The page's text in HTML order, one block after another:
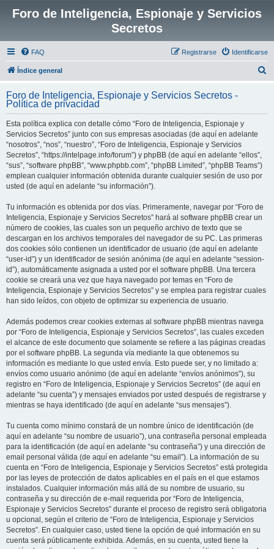
Foro de Inteligencia, Espionaje y Servicios
Secretos
FAQ Identificarse
Registrarse
Índice general
c
Foro de Inteligencia, Espionaje y Servicios Secretos -
Política de privacidad
Esta política explica con detalle cómo “Foro de Inteligencia, Espionaje y
Servicios Secretos” junto con sus empresas asociadas (de aquí en adelante
“nosotros”, “nos”, “nuestro”, “Foro de Inteligencia, Espionaje y Servicios
Secretos”, “https://intelpage.info/forum”) y phpBB (de aquí en adelante “ellos”,
“sus”, “software phpBB”, “www.phpbb.com”, “phpBB Limited”, “phpBB Teams”)
emplean cualquier información obtenida durante cualquier sesión de uso por
usted (de aquí en adelante “su información”).
Tu información es obtenida por dos vías. Primeramente, navegar por “Foro de
Inteligencia, Espionaje y Servicios Secretos” hará al software phpBB crear un
número de cookies, las cuales son un pequeño archivo de texto que se
descargan en los archivos temporales del navegador de su PC. Las primeras
dos cookies sólo contienen un identificador de usuario (de aquí en adelante
“user-id”) y un identificador de sesión anónima (de aquí en adelante “session-
id”), automáticamente asignada a usted por el software phpBB. Una tercera
cookie se creará una vez que haya navegado por temas en “Foro de
Inteligencia, Espionaje y Servicios Secretos” y se emplea para registrar cuales
han sido leídos, con objeto de optimizar su experiencia de usuario.
Además podemos crear cookies externas al software phpBB mientras navega
por “Foro de Inteligencia, Espionaje y Servicios Secretos”, las cuales exceden
el alcance de este documento que solamente se refiere a las páginas creadas
por el software phpBB. La segunda vía mediante la que obtenemos su
información es mediante lo que usted envía. Esto puede ser, y no limitado a:
envíos como usuario anónimo (de aquí en adelante “envíos anónimos”), su
registro en “Foro de Inteligencia, Espionaje y Servicios Secretos” (de aquí en
adelante “su cuenta”) y mensajes enviados por usted después de registrarse y
mientras se haya identificado (de aquí en adelante “sus mensajes”).
Tu cuenta como mínimo constará de un nombre único de identificación (de
aquí en adelante “su nombre de usuario”), una contraseña personal empleada
para la identificación (de aquí en adelante “su contraseña”) y una dirección de
email personal válida (de aquí en adelante “su email”). La información de su
cuenta en “Foro de Inteligencia, Espionaje y Servicios Secretos” está protegida
por las leyes de protección de datos aplicables en el país en el que estamos
instalados. Cualquier información más allá de su nombre de usuario, su
contraseña y su dirección de e-mail requerida por “Foro de Inteligencia,
Espionaje y Servicios Secretos” durante el proceso de registro será obligatoria
u opcional, según el criterio de “Foro de Inteligencia, Espionaje y Servicios
Secretos”. En cualquier caso, usted tiene la opción de qué información en su
cuenta será públicamente exhibida. Además, en su cuenta, usted tiene la